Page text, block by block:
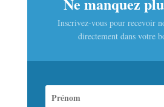
Inscrivez-vous pour recevoir
directement dans votre